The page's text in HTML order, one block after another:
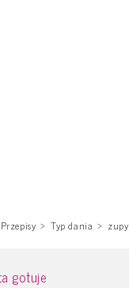
Przepisy Typ dania zupy
gotuje